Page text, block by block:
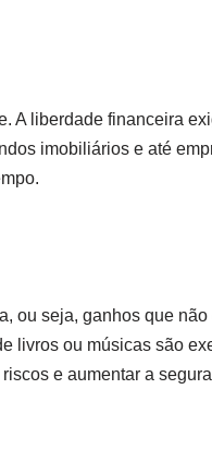
A liberdade financeira
imobiliários e até
ou seja, ganhos que
livros ou músicas são
e aumentar a